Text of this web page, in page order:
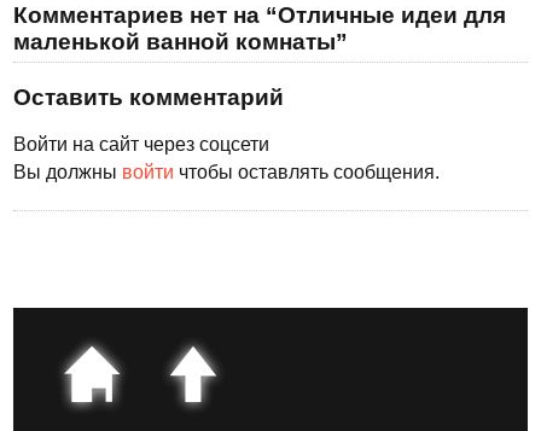
Комментариев нет на “Отличные идеи для
маленькой ванной комнаты”
Оставить комментарий
Войти на сайт через соцсети
Вы должны войти чтобы оставлять сообщения.